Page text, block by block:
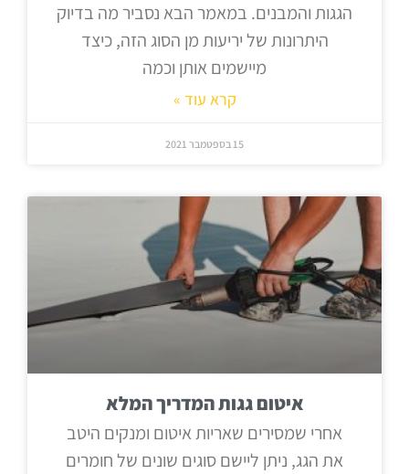
הגגות והמבנים. במאמר הבא נסביר מה בדיוק
היתרונות של יריעות מן הסוג הזה, כיצד
מיישמים אותן וכמה
קרא עוד »
15 בספטמבר 2021
איטום גגות המדריך המלא
אחרי שמסירים שאריות איטום ומנקים היטב
את הגג, ניתן ליישם סוגים שונים של חומרים